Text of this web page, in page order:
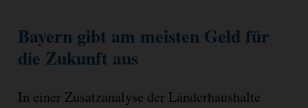
Bayern gibt am meisten Geld für
die Zukunft aus
In einer Zusatzanalyse der Länderhaushalte